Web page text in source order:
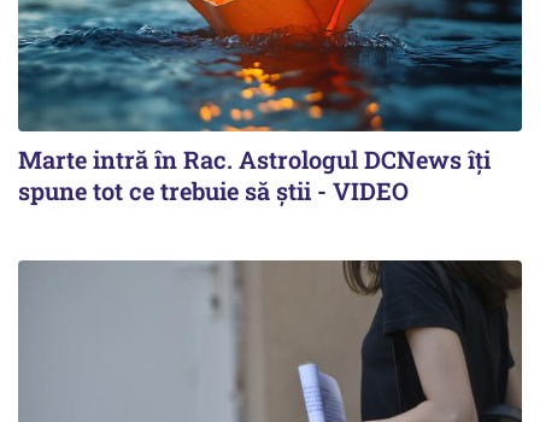
Marte intră în Rac. Astrologul DCNews îți
spune tot ce trebuie să știi - VIDEO